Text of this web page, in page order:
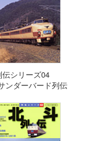
伝シリーズ04
ンダーバード列伝